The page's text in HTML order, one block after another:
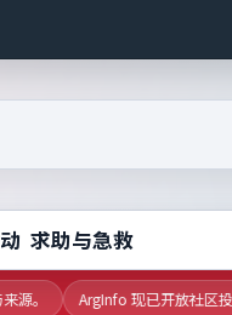
求助与急救
。 ArgInfo 现已开放社区投